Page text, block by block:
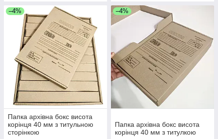
–4%
Папка архівна бокс висота
корінця 40 мм з титульною
сторінкою
–4%
Папка архівна бокс висота
корінця 40 мм з титулкою